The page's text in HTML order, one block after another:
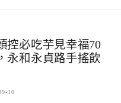
控必吃芋見幸福70
永和永貞路手搖飲
10